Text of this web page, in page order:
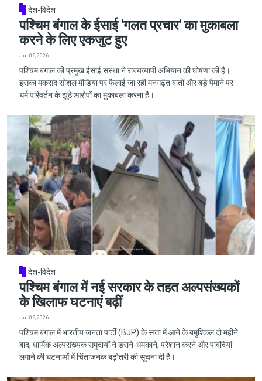
देश-विदेश
पश्चिम बंगाल के ईसाई 'गलत प्रचार' का मुकाबला
करने के लिए एकजुट हुए
Jul 06, 2026
पश्चिम बंगाल की प्रमुख ईसाई संस्था ने राज्यव्यापी अभियान की घोषणा की है।
इसका मकसद सोशल मीडिया पर फैलाई जा रही मनगढ़ंत बातों और बड़े पैमाने पर
धर्म परिवर्तन के झूठे आरोपों का मुकाबला करना है।
देश-विदेश
पश्चिम बंगाल में नई सरकार के तहत अल्पसंख्यकों
के खिलाफ घटनाएं बढ़ीं
Jul 06, 2026
पश्चिम बंगाल में भारतीय जनता पार्टी (BJP) के सत्ता में आने के बमुश्किल दो महीने
बाद, धार्मिक अल्पसंख्यक समुदायों ने डराने-धमकाने, परेशान करने और पाबंदियां
लगाने की घटनाओं में चिंताजनक बढ़ोतरी की सूचना दी है।